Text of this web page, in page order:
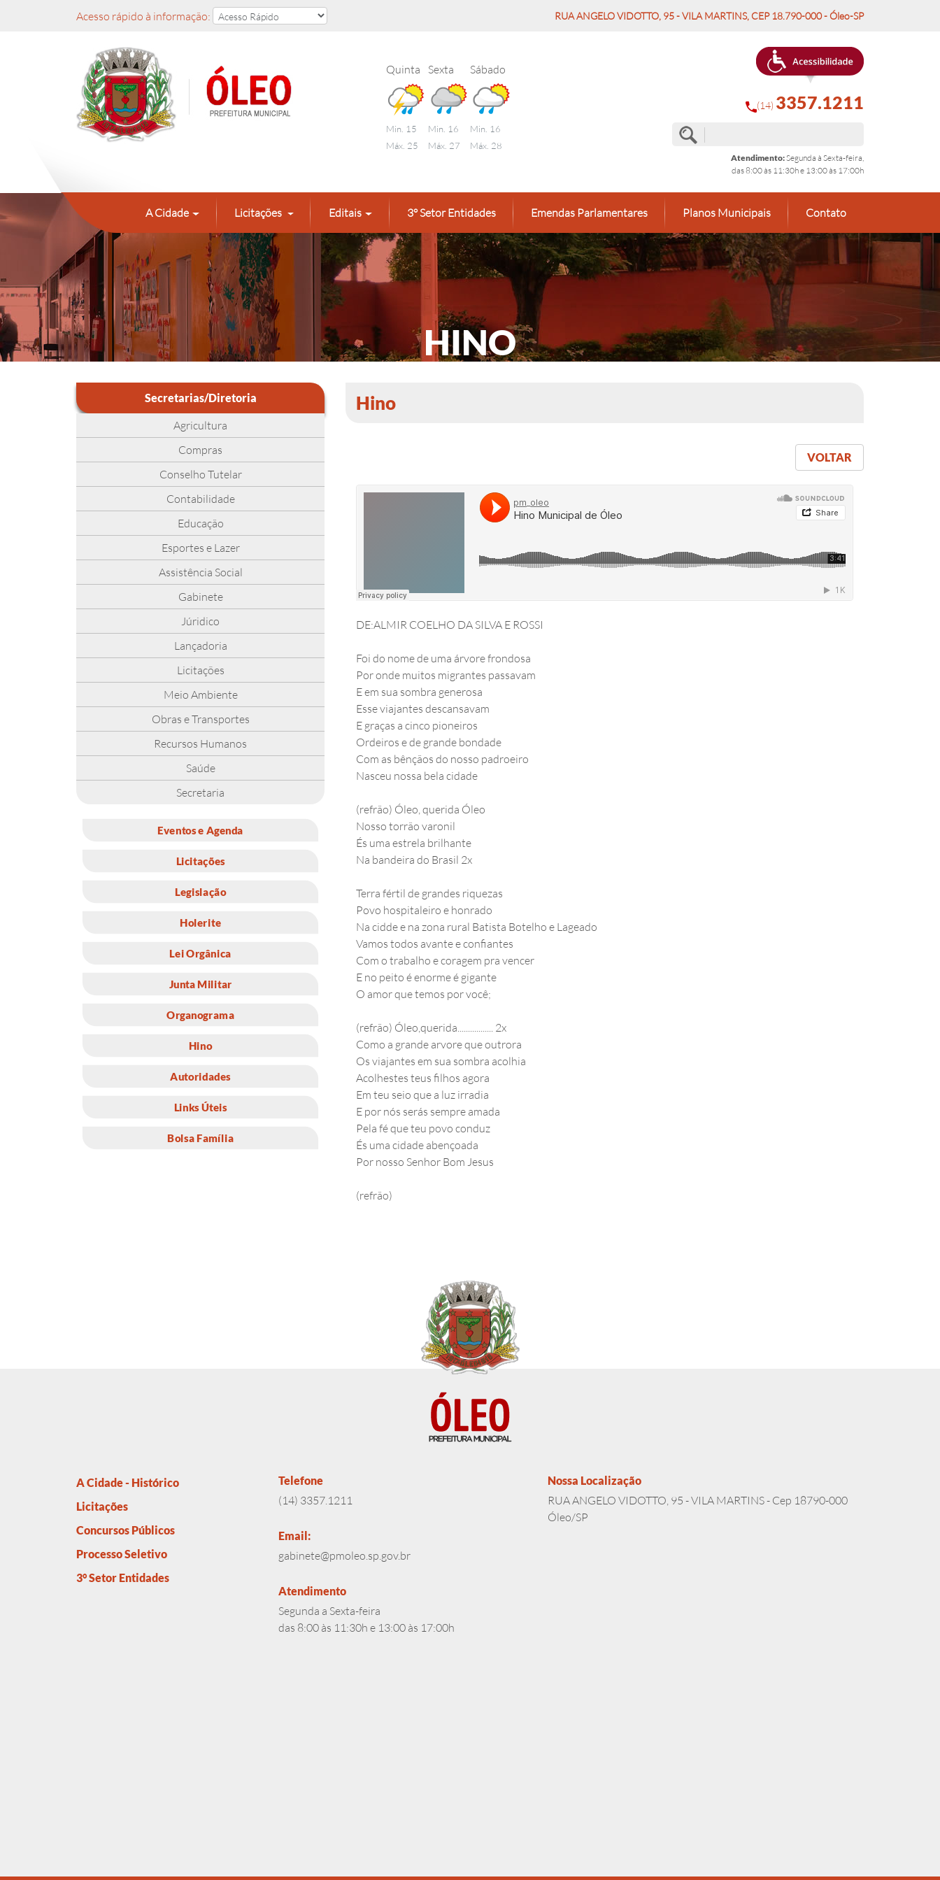
Acesso rápido à informação: RUA ANGELO VIDOTTO, 95 - VILA MARTINS, CEP 18.790-000 - Óleo-SP
Quinta
Min. 15
Máx. 25
Sexta
Min. 16
Máx. 27
Sábado
Min. 16
Máx. 28
(14) 3357.1211
Atendimento:Segunda à Sexta-feira,
das 8:00 às 11:30h e 13:00 às 17:00h
A Cidade Licitações Editais 3° Setor Entidades Emendas Parlamentares Planos Municipais Contato
HINO
Secretarias/Diretoria
Agricultura
Compras
Conselho Tutelar
Contabilidade
Educação
Esportes e Lazer
Assistência Social
Gabinete
Júridico
Lançadoria
Licitações
Meio Ambiente
Obras e Transportes
Recursos Humanos
Saúde
Secretaria
Eventos e Agenda
Licitações
Legislação
Holerite
Lei Orgânica
Junta Militar
Organograma
Hino
Autoridades
Links Úteis
Bolsa Família
Hino
VOLTAR
DE:ALMIR COELHO DA SILVA E ROSSI
Foi do nome de uma árvore frondosa
Por onde muitos migrantes passavam
E em sua sombra generosa
Esse viajantes descansavam
E graças a cinco pioneiros
Ordeiros e de grande bondade
Com as bênçãos do nosso padroeiro
Nasceu nossa bela cidade
(refrão) Óleo, querida Óleo
Nosso torrão varonil
És uma estrela brilhante
Na bandeira do Brasil 2x
Terra fértil de grandes riquezas
Povo hospitaleiro e honrado
Na cidde e na zona rural Batista Botelho e Lageado
Vamos todos avante e confiantes
Com o trabalho e coragem pra vencer
E no peito é enorme é gigante
O amor que temos por você;
(refrão) Óleo,querida................. 2x
Como a grande arvore que outrora
Os viajantes em sua sombra acolhia
Acolhestes teus filhos agora
Em teu seio que a luz irradia
E por nós serás sempre amada
Pela fé que teu povo conduz
És uma cidade abençoada
Por nosso Senhor Bom Jesus
(refrão)
A Cidade - Histórico
Licitações
Concursos Públicos
Processo Seletivo
3° Setor Entidades
Telefone
(14) 3357.1211
Email:
gabinete@pmoleo.sp.gov.br
Atendimento
Segunda a Sexta-feira
das 8:00 às 11:30h e 13:00 às 17:00h
Nossa Localização
RUA ANGELO VIDOTTO, 95 - VILA MARTINS - Cep 18790-000
Óleo/SP